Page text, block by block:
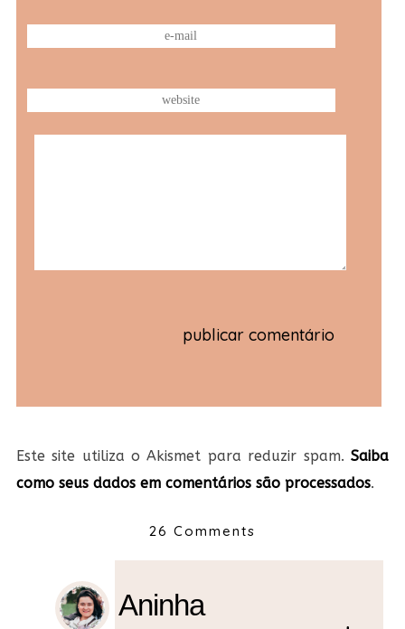
Este site utiliza o Akismet para reduzir spam.Saiba
como seus dados em comentários são processados.
26 Comments
Aninha